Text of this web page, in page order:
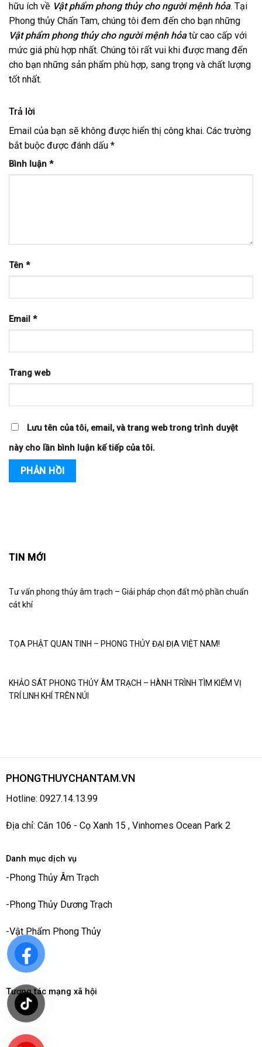
hữu ích về Vật phẩm phong thủy cho người mệnh hỏa. Tại
Phong thủy Chấn Tam, chúng tôi đem đến cho bạn những
Vật phẩm phong thủy cho người mệnh hỏatừ cao cấp với
mức giá phù hợp nhất. Chúng tôi rất vui khi được mang đến
cho bạn những sản phẩm phù hợp, sang trọng và chất lượng
tốt nhất.
Trả lời
Email của bạn sẽ không được hiển thị công khai. Các trường
bắt buộc được đánh dấu *
Bình luận *
Tên *
Email *
Trang web
Lưu tên của tôi, email, và trang web trong trình duyệt
này cho lần bình luận kế tiếp của tôi.
TIN MỚI
Tư vấn phong thủy âm trạch – Giải pháp chọn đất mộ phần chuẩn
cát khí
TỌA PHẬT QUAN TINH – PHONG THỦY ĐẠI ĐỊA VIỆT NAM!
KHẢO SÁT PHONG THỦY ÂM TRẠCH – HÀNH TRÌNH TÌM KIẾM VỊ
TRÍ LINH KHÍ TRÊN NÚI
PHONGTHUYCHANTAM.VN
Hotline: 0927.14.13.99
Địa chỉ: Căn 106 - Cọ Xanh 15 , Vinhomes Ocean Park 2
Danh mục dịch vụ
-Phong Thủy Âm Trạch
-Phong Thủy Dương Trạch
-Vật Phẩm Phong Thủy
Tương tác mạng xã hội